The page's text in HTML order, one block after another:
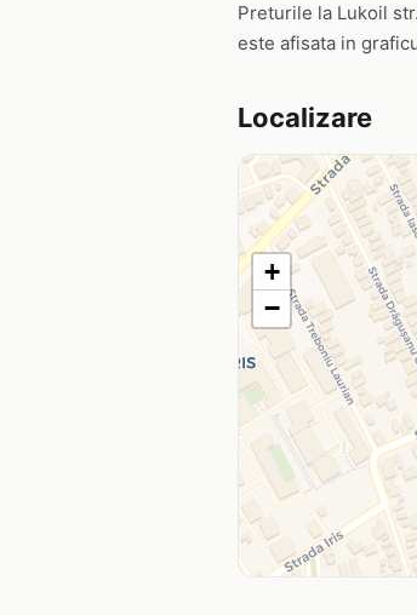
Preturile la Lukoil
este afisata in
Localizare
+
−